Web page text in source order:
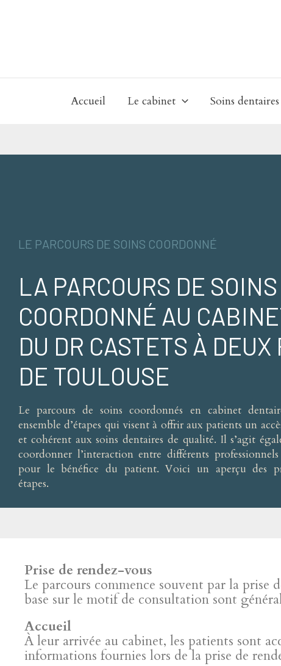
Accueil Le cabinet Soins dentaires
LE PARCOURS DE SOINS COORDONNÉ
LA PARCOURS DE SOINS
COORDONNÉ AU
DU DR CASTETS À DEUX
DE TOULOUSE
Le parcours de soins coordonnés en cabinet
ensemble d’étapes qui visent à offrir aux patients un
et cohérent aux soins dentaires de qualité. Il s’agit
coordonner l’interaction entre différents
pour le bénéfice du patient. Voici un aperçu des
étapes.
Prise de rendez-vous
Le parcours commence souvent par la
base sur le motif de consultation sont
Accueil
À leur arrivée au cabinet, les patients sont
informations fournies lors de la prise de